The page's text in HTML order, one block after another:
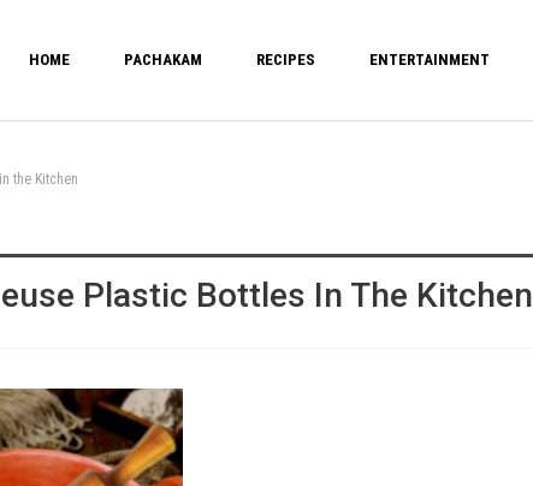
HOME PACHAKAM RECIPES ENTERTAINMENT
the Kitchen
Plastic Bottles In The Kitchen